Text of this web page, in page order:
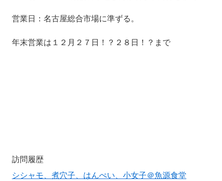
営業日：名古屋総合市場に準ずる。
年末営業は１２月２７日！？２８日！？まで
訪問履歴
シシャモ、煮穴子、はんぺい、小女子＠魚源食堂